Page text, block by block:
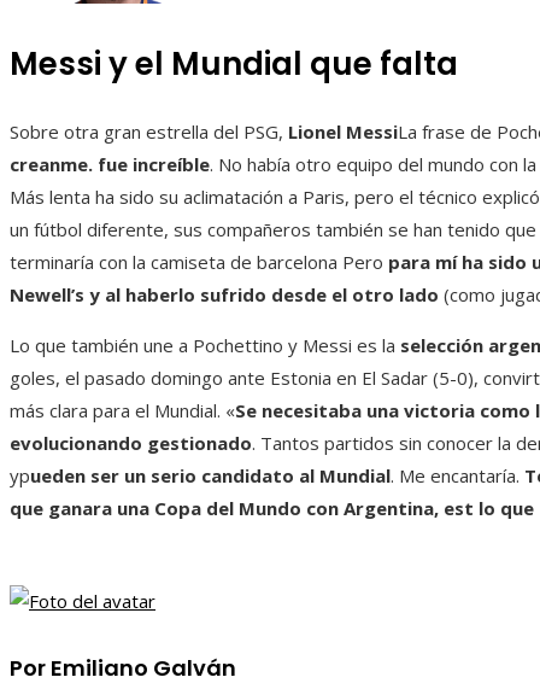
Messi y el Mundial que falta
Sobre otra gran estrella del PSG, Lionel MessiLa frase de
creanme. fue increíble. No había otro equipo del mundo con
Más lenta ha sido su aclimatación a Paris, pero el técnico
un fútbol diferente, sus compañeros también se han tenido
terminaría con la camiseta de barcelona Pero para mí ha sido
Newell’s y al haberlo sufrido desde el otro lado (como
Lo que también une a Pochettino y Messi es la selección
goles, el pasado domingo ante Estonia en El Sadar (5-0),
más clara para el Mundial. «Se necesitaba una victoria como
evolucionando gestionado. Tantos partidos sin conocer la
ypueden ser un serio candidato al Mundial. Me encantaría.
que ganara una Copa del Mundo con Argentina, est lo
Por Emiliano Galván